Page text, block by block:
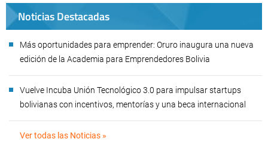
Noticias Destacadas
Más oportunidades para emprender: Oruro inaugura una nueva
edición de la Academia para Emprendedores Bolivia
Vuelve Incuba Unión Tecnológico 3.0 para impulsar startups
bolivianas con incentivos, mentorías y una beca internacional
Ver todas las Noticias »